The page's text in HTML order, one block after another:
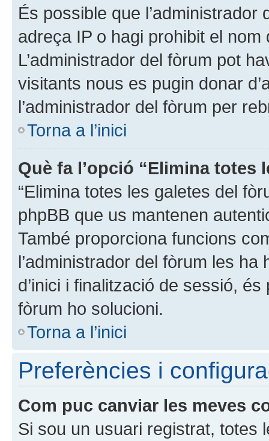
És possible que
adreça IP o hagi prohibit el nom
L’administrador del fòrum pot
visitants nous es pugin donar
l’administrador del fòrum per
Torna a l’inici
Què fa l’opció “Elimina totes
“Elimina totes les galetes del
phpBB que us mantenen
També proporciona funcions
l’administrador del fòrum les
d’inici i finalització de sessió,
fòrum ho solucioni.
Torna a l’inici
Preferències i
Com puc canviar les meves
Si sou un usuari registrat, totes